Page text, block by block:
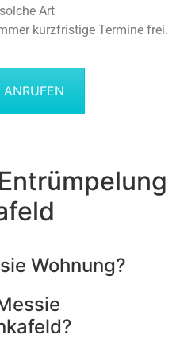
Art
kurzfristige Termine frei.
Wohnung?